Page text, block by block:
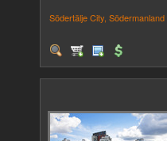
Södertälje City, Södermanland